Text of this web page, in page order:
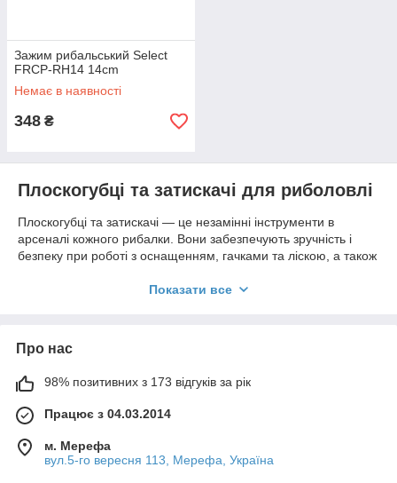
Зажим рибальський Select
FRCP-RH14 14cm
Немає в наявності
348 ₴
Плоскогубці та затискачі для риболовлі
Плоскогубці та затискачі — це незамінні інструменти в
арсеналі кожного рибалки. Вони забезпечують зручність і
безпеку при роботі з оснащенням, гачками та ліскою, а також
виникнути під час риболовлі. Різноманітність моделей
Важливість плоскогубців і затискачів на
Плоскогубці та затискачі виконують безліч завдань:
Зняття гачків із пащі риби.
Показати все
Про нас
98% позитивних з 173 відгуків за рік
Працює з 04.03.2014
м. Мерефа
вул.5-го вересня 113, Мерефа, Україна